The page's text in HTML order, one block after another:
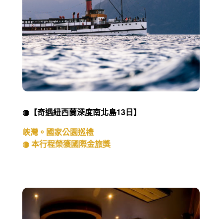
◍【奇遇紐西蘭深度南北島13日】
峽灣。國家公園巡禮
◍ 本行程榮獲國際金旅獎